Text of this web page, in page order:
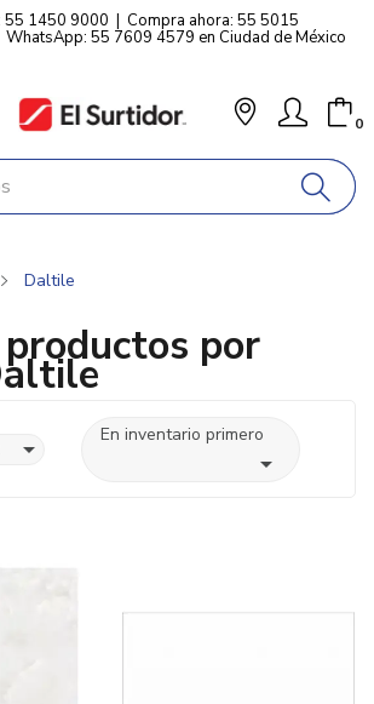
55 1450 9000 | Compra ahora: 55 5015
WhatsApp: 55 7609 4579 en Ciudad de México
0
Daltile
por

En inventario primero
